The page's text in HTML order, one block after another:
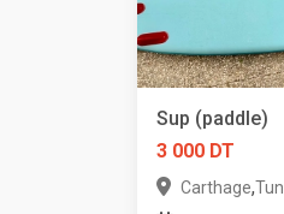
Sup (paddle)
3 000 DT
Carthage,